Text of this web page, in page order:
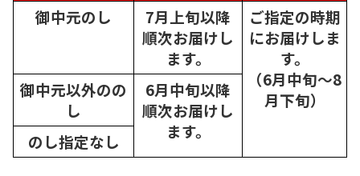
御中元のし
7月上旬以降
順次お届けし
ます。
ご指定の時期
にお届けしま
す。
（6月中旬～8
月下旬）
御中元以外のの
し
6月中旬以降
順次お届けし
ます。
のし指定なし